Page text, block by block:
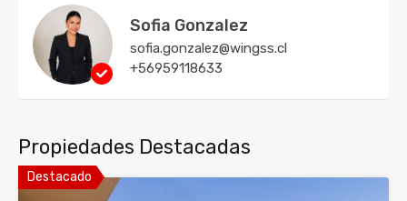
Sofia Gonzalez
sofia.gonzalez@wingss.cl
+56959118633
Propiedades Destacadas
Destacado